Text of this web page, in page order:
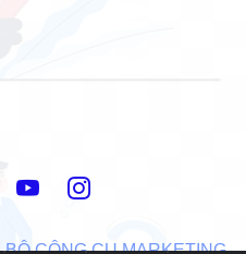
BỘ CÔNG CỤ MARKETING